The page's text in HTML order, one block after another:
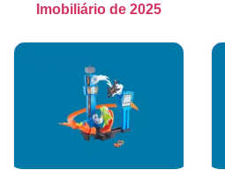
Imobiliário de 2025